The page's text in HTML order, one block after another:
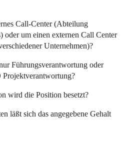
Call-Center (Abteilung
oder um einen externen Call Center
Unternehmen)?
Führungsverantwortung oder
wird die Position besetzt?
läßt sich das angegebene Gehalt